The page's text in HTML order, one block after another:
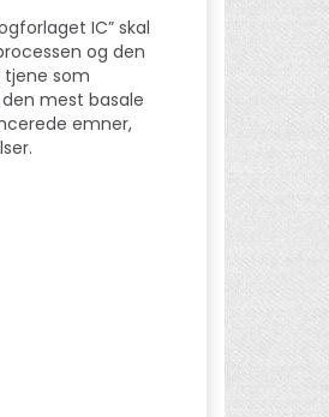
IC” skal
og den
som
mest basale
emner,